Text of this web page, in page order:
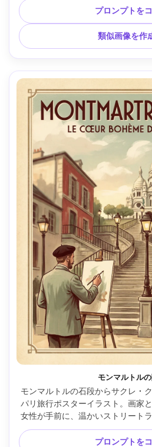
BATEAU」のヴィンテージレター
ブロック文字、幾何学的な雲、ポ
レガントなフレームボーダー
プロンプトを
類似画像を作
モンマルトル
モンマルトルの石段からサクレ・
パリ旅行ポスターイラスト。画家
女性が手前に、温かいストリート
質感、落ち着いた赤とセージグリ
ハーフトーン粒子、太字見出し「
プロンプトを